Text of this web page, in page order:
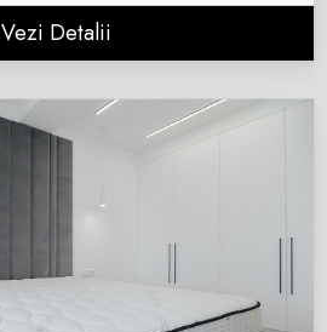
Vezi Detalii